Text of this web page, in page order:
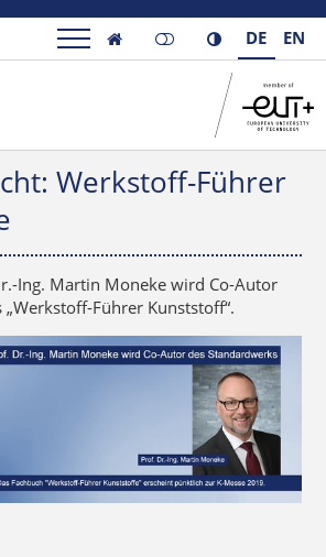
 DE EN
Werkstoff-Führer
Ing. Martin Moneke wird Co-Autor
Führer Kunststoff“.